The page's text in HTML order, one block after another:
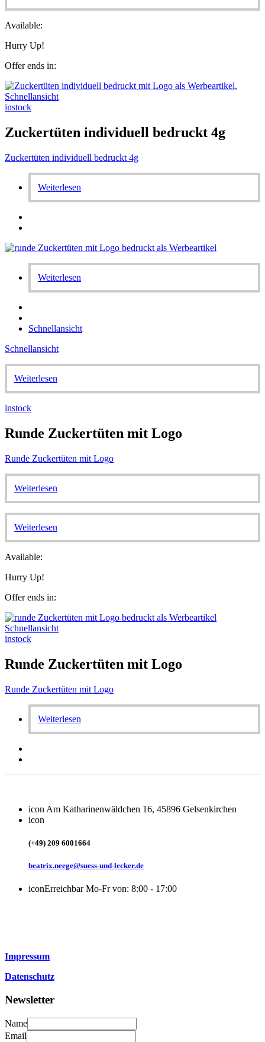
Available:
Hurry Up!
Offer ends in:
Schnellansicht
instock
Zuckertüten individuell bedruckt 4g
Zuckertüten individuell bedruckt 4g
Weiterlesen
Weiterlesen
Schnellansicht
Schnellansicht
Weiterlesen
instock
Runde Zuckertüten mit Logo
Runde Zuckertüten mit Logo
Weiterlesen
Weiterlesen
Available:
Hurry Up!
Offer ends in:
Schnellansicht
instock
Runde Zuckertüten mit Logo
Runde Zuckertüten mit Logo
Weiterlesen
icon Am Katharinenwäldchen 16, 45896 Gelsenkirchen
icon
(+49) 209 6001664
beatrix.neege@suess-und-lecker.de
iconErreichbar Mo-Fr von: 8:00 - 17:00
Impressum
Datenschutz
Newsletter
Name
Email